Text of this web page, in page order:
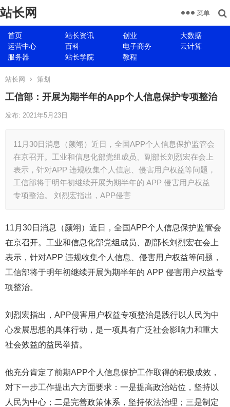
站长网
首页 站长资讯 创业
大数据
运营中心
百科 电子商务
云计算
服务器
站长学院 教程
菜单
站长网 策划
工信部：开展为期半年的App个人信息保护专项整治
发布: 2021年5月23日
11月30日消息（颜翊）近日，全国APP个人信息保护监管会
在京召开。工业和信息化部党组成员、副部长刘烈宏在会上
表示，针对APP 违规收集个人信息、侵害用户权益等问题，
工信部将于明年初继续开展为期半年的 APP 侵害用户权益
专项整治。 刘烈宏指出，APP侵害
11月30日消息（颜翊）近日，全国APP个人信息保护监管会
在京召开。工业和信息化部党组成员、副部长刘烈宏在会上
表示，针对APP 违规收集个人信息、侵害用户权益等问题，
工信部将于明年初继续开展为期半年的 APP 侵害用户权益专
项整治。
刘烈宏指出，APP侵害用户权益专项整治是践行以人民为中
心发展思想的具体行动，是一项具有广泛社会影响力和重大
社会效益的益民举措。
他充分肯定了前期APP个人信息保护工作取得的积极成效，
对下一步工作提出六方面要求：一是提高政治站位，坚持以
人民为中心；二是完善政策体系，坚持依法治理；三是制定